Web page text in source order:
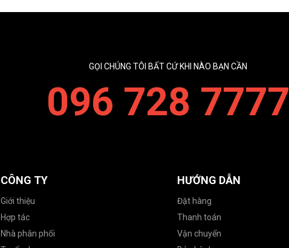
GỌI CHÚNG TÔI BẤT CỨ KHI NÀO BẠN CẦN
096 728 7777
CÔNG TY
Giới thiệu
Hợp tác
Nhà phân phối
HƯỚNG DẪN
Đặt hàng
Thanh toán
Vận chuyển